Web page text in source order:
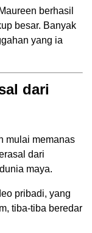
berhasil
besar. Banyak
yang ia
dari
mulai memanas
dari
maya.
pribadi, yang
tiba-tiba beredar